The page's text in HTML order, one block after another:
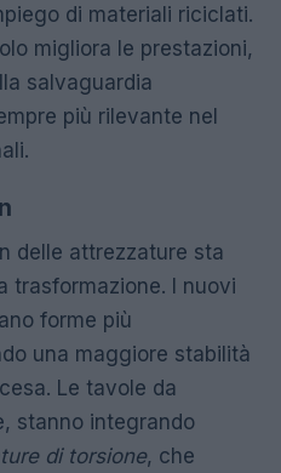
di materiali riciclati.
migliora le prestazioni,
salvaguardia
più rilevante nel
delle attrezzature sta
trasformazione. I nuovi
forme più
una maggiore stabilità
Le tavole da
stanno integrando
di torsione, che